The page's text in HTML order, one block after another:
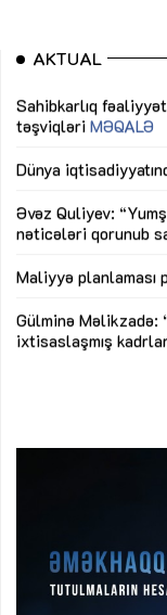
AKTUAL
Sahibkarlıq
təşviqləriMƏQALƏ
Dünya
Əvəz Quliyev:
nəticələri qorunub
Maliyyə planlaması
Gülminə Məlikzadə:
ixtisaslaşmış